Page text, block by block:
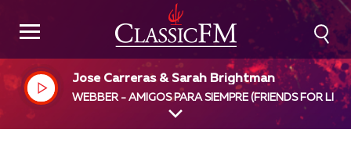
Jose Carreras & Sarah Brightman
WEBBER - AMIGOS PARA SIEMPRE (FRIENDS FOR LIFE)